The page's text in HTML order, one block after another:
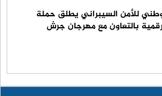
للأمن السيبراني يطلق حملة
بالتعاون مع مهرجان جرش